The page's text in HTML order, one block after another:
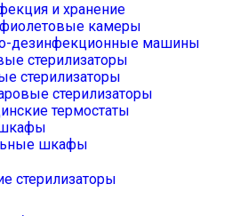
и хранение
камеры
дезинфекционные машины
стерилизаторы
стерилизаторы
стерилизаторы
термостаты
шкафы
стерилизаторы